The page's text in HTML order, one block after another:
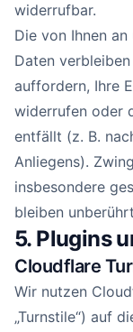
widerrufbar.
Die von Ihnen
Daten
auffordern, Ihre
widerrufen oder
entfällt (z. B.
Anliegens).
insbesondere
bleiben
5. Plugins
Cloudflare
Wir nutzen
„Turnstile“) auf